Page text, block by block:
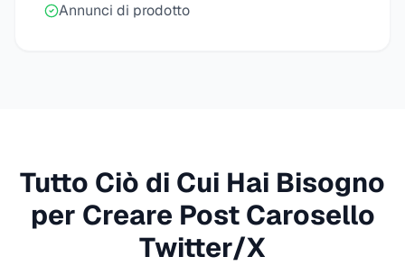
Annunci di prodotto
Tutto Ciò di Cui Hai Bisogno
per Creare Post Carosello
Twitter/X